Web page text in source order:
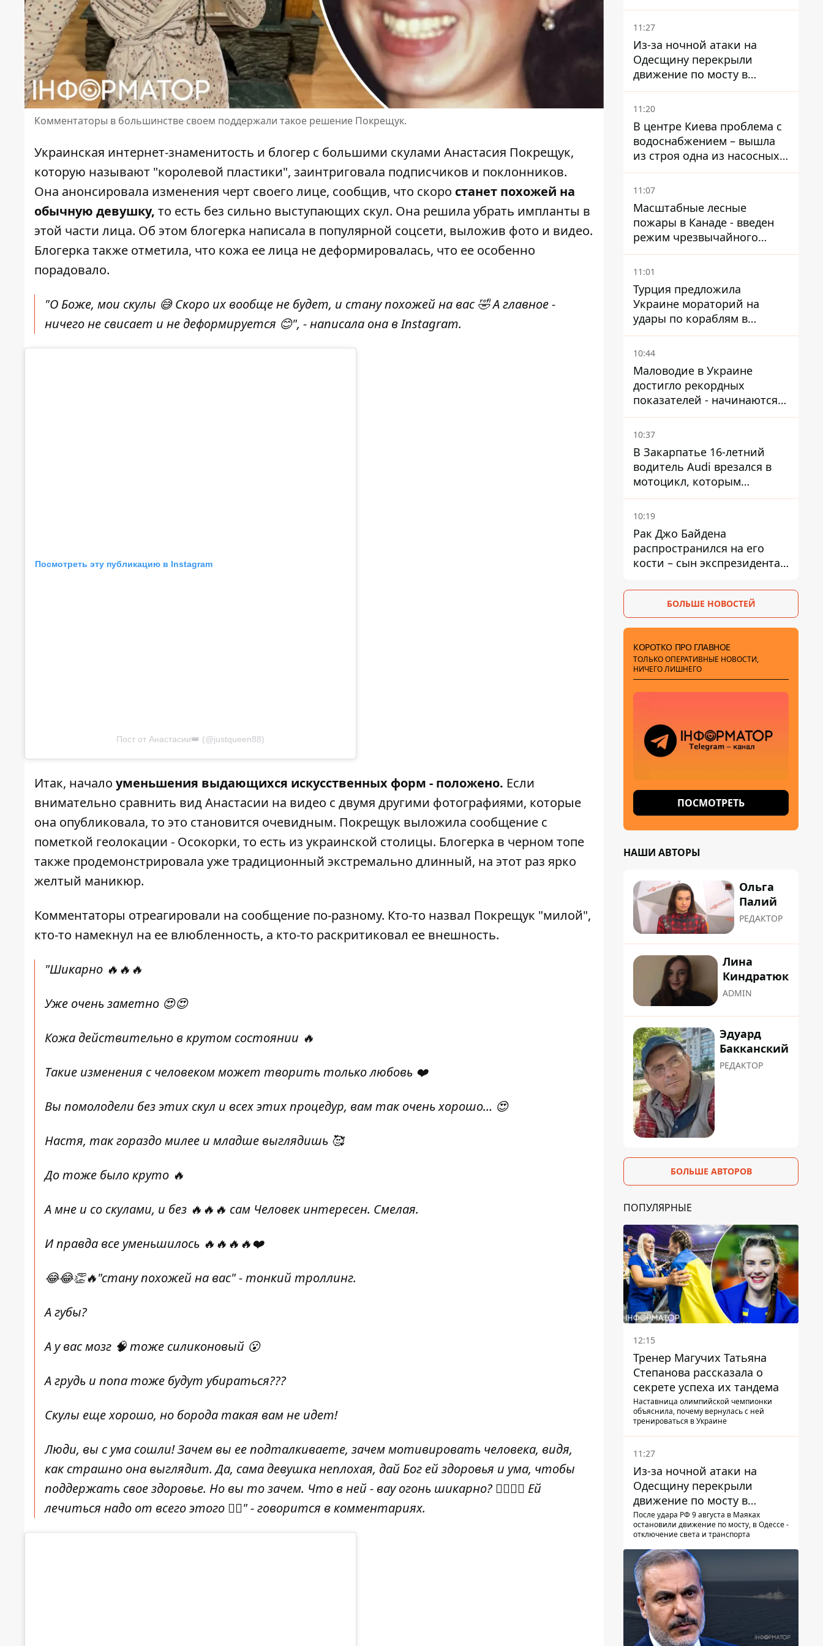
Комментаторы в большинстве своем поддержали такое решение Покрещук.
Украинская интернет-знаменитость и блогер с большими скулами Анастасия Покрещук,
которую называют "королевой пластики", заинтриговала подписчиков и поклонников.
Она анонсировала изменения черт своего лице, сообщив, что скоро станет похожей на
обычную девушку, то есть без сильно выступающих скул. Она решила убрать импланты в
этой части лица. Об этом блогерка написала в популярной соцсети, выложив фото и видео.
Блогерка также отметила, что кожа ее лица не деформировалась, что ее особенно
порадовало.
"О Боже, мои скулы 😅 Скоро их вообще не будет, и стану похожей на вас 🤣 А главное -
ничего не свисает и не деформируется 😊", - написала она в Instagram.
Посмотреть эту публикацию в Instagram
Пост от Анастасии👑 (@justqueen88)
Итак, начало уменьшения выдающихся искусственных форм - положено. Если
внимательно сравнить вид Анастасии на видео с двумя другими фотографиями, которые
она опубликовала, то это становится очевидным. Покрещук выложила сообщение с
пометкой геолокации - Осокорки, то есть из украинской столицы. Блогерка в черном топе
также продемонстрировала уже традиционный экстремально длинный, на этот раз ярко
желтый маникюр.
Комментаторы отреагировали на сообщение по-разному. Кто-то назвал Покрещук "милой",
кто-то намекнул на ее влюбленность, а кто-то раскритиковал ее внешность.
"Шикарно 🔥🔥🔥
Уже очень заметно 😍😍
Кожа действительно в крутом состоянии 🔥
Такие изменения с человеком может творить только любовь ❤️
Вы помолодели без этих скул и всех этих процедур, вам так очень хорошо… 😍
Настя, так гораздо милее и младше выглядишь 🥰
До тоже было круто 🔥
А мне и со скулами, и без 🔥🔥🔥 сам Человек интересен. Смелая.
И правда все уменьшилось 🔥🔥🔥🔥❤️
😂😂👏🔥"стану похожей на вас" - тонкий троллинг.
А губы?
А у вас мозг 🧠 тоже силиконовый 😮
А грудь и попа тоже будут убираться???
Скулы еще хорошо, но борода такая вам не идет!
Люди, вы с ума сошли! Зачем вы ее подталкиваете, зачем мотивировать человека, видя,
как страшно она выглядит. Да, сама девушка неплохая, дай Бог ей здоровья и ума, чтобы
поддержать свое здоровье. Но вы то зачем. Что в ней - вау огонь шикарно? 🤦‍♀️🤦‍♀️ Ей
лечиться надо от всего этого 🤦‍♀️" - говорится в комментариях.
11:27
Из-за ночной атаки на
Одесщину перекрыли
движение по мосту в
Маяках - подробности от
ГНСУ
11:20
В центре Киева проблема с
водоснабжением – вышла
из строя одна из насосных
станций
11:07
Масштабные лесные
пожары в Канаде - введен
режим чрезвычайного
положения, выехали более
20 тысяч человек
11:01
Турция предложила
Украине мораторий на
удары по кораблям в
Черном море
10:44
Маловодие в Украине
достигло рекордных
показателей - начинаются
ограничения
водоснабжения
10:37
В Закарпатье 16-летний
водитель Audi врезался в
мотоцикл, которым
управлял 10-летний
мальчик
10:19
Рак Джо Байдена
распространился на его
кости – сын экспрезидента
отца прогрессирует
БОЛЬШЕ НОВОСТЕЙ
КОРОТКО ПРО ГЛАВНОЕ
ТОЛЬКО ОПЕРАТИВНЫЕ НОВОСТИ,
НИЧЕГО ЛИШНЕГО
ПОСМОТРЕТЬ
НАШИ АВТОРЫ
Ольга
Палий
РЕДАКТОР
Лина
Киндратюк
ADMIN
Эдуард
Бакканский
РЕДАКТОР
БОЛЬШЕ АВТОРОВ
ПОПУЛЯРНЫЕ
12:15
Тренер Магучих Татьяна
Степанова рассказала о
секрете успеха их тандема
Наставница олимпийской чемпионки
объяснила, почему вернулась с ней
тренироваться в Украине
11:27
Из-за ночной атаки на
Одесщину перекрыли
движение по мосту в
Маяках - подробности от
ГНСУ
После удара РФ 9 августа в Маяках
остановили движение по мосту, в Одессе -
отключение света и транспорта